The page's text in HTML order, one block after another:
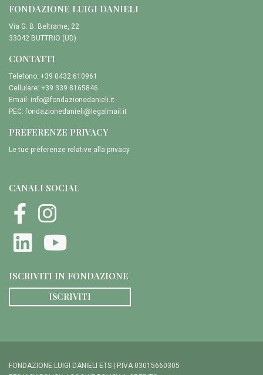
FONDAZIONE LUIGI DANIELI
Via G. B. Beltrame, 22
33042 BUTTRIO (UD)
CONTATTI
Telefono: +39 0432 610961
Cellulare: +39 339 8165846
Email: info@fondazionedanieli.it
PEC: fondazionedanieli@legalmail.it
PREFERENZE PRIVACY
Le tue preferenze relative alla privacy
CANALI SOCIAL
ISCRIVITI IN FONDAZIONE
ISCRIVITI
FONDAZIONE LUIGI DANIELI ETS | P.IVA 03015660305